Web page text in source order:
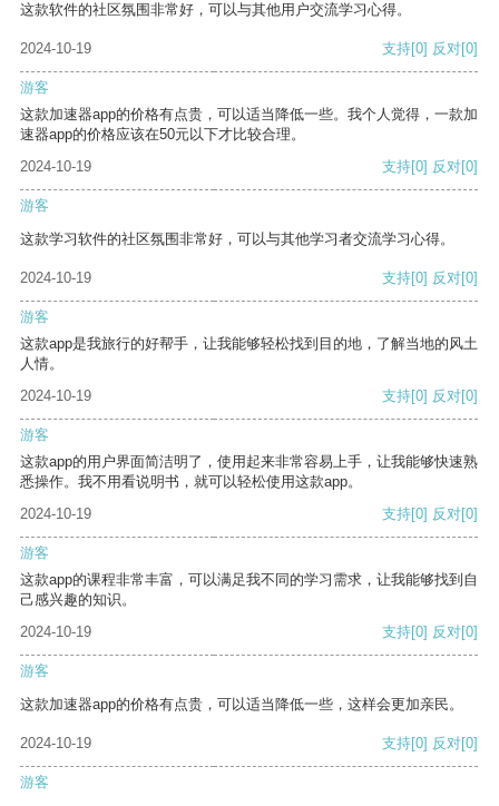
这款软件的社区氛围非常好，可以与其他用户交流学习心得。
2024-10-19 支持[0] 反对[0]
游客
这款加速器app的价格有点贵，可以适当降低一些。我个人觉得，一款加
速器app的价格应该在50元以下才比较合理。
2024-10-19
支持[0] 反对[0]
游客
这款学习软件的社区氛围非常好，可以与其他学习者交流学习心得。
2024-10-19 支持[0] 反对[0]
游客
这款app是我旅行的好帮手，让我能够轻松找到目的地，了解当地的风土
人情。
2024-10-19
支持[0] 反对[0]
游客
这款app的用户界面简洁明了，使用起来非常容易上手，让我能够快速熟
悉操作。我不用看说明书，就可以轻松使用这款app。
2024-10-19
支持[0] 反对[0]
游客
这款app的课程非常丰富，可以满足我不同的学习需求，让我能够找到自
己感兴趣的知识。
2024-10-19
支持[0] 反对[0]
游客
这款加速器app的价格有点贵，可以适当降低一些，这样会更加亲民。
2024-10-19 支持[0] 反对[0]
游客